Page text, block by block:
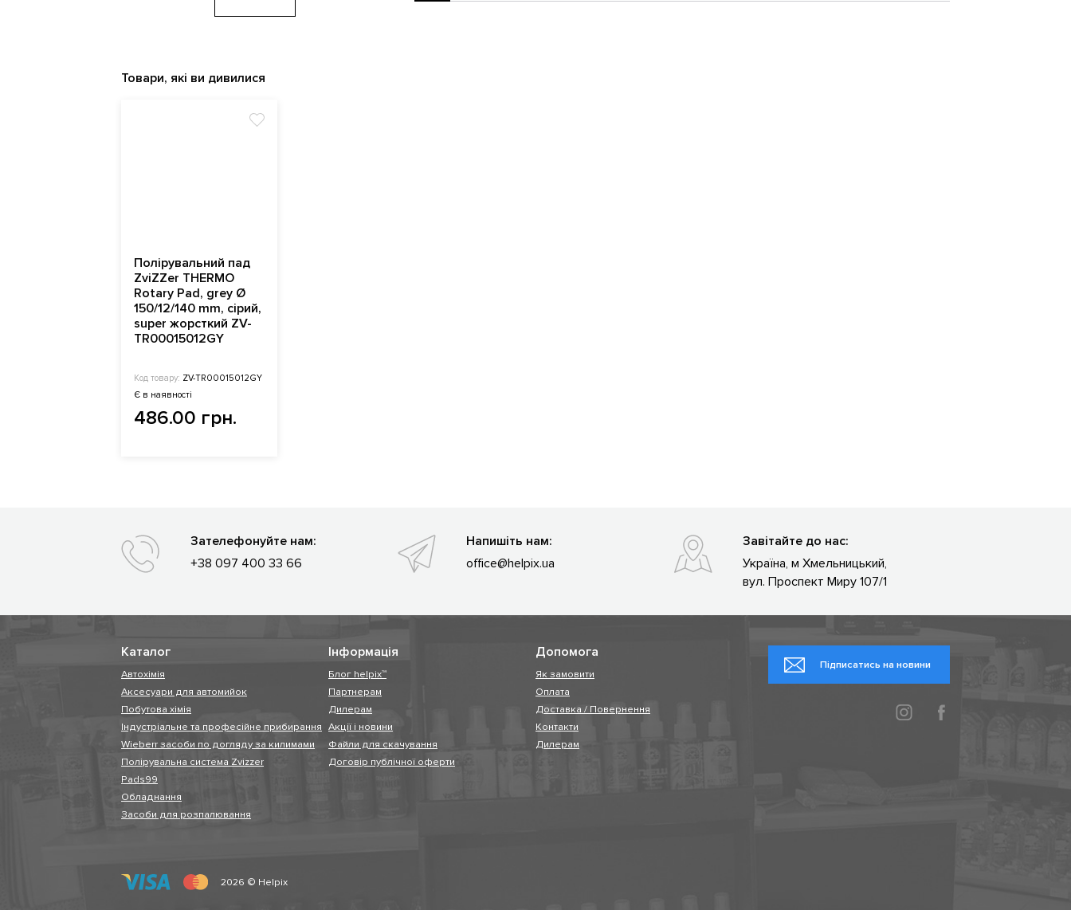
Товари, які ви дивилися
Полірувальний пад
ZviZZer THERMO
Rotary Pad, grey Ø
150/12/140 mm, сірий,
super жорсткий ZV-
TR00015012GY
Код товару: ZV-TR00015012GY
Є в наявності
486.00 грн.
Зателефонуйте нам:
+38 097 400 33 66
Напишіть нам:
office@helpix.ua
Завітайте до нас:
Україна, м Хмельницький,
вул. Проспект Миру 107/1
Каталог
Автохімія
Аксесуари для автомийок
Побутова хімія
Індустріальне та професійне прибирання
Wieberr засоби по догляду за килимами
Полірувальна система Zvizzer
Pads99
Обладнання
Засоби для розпалювання
Інформація
Блог helpix™
Партнерам
Дилерам
Акції і новини
Файли для скачування
Договір публічної оферти
Допомога
Як замовити
Оплата
Доставка / Повернення
Контакти
Дилерам
Підписатись на новини
2026 © Helpix